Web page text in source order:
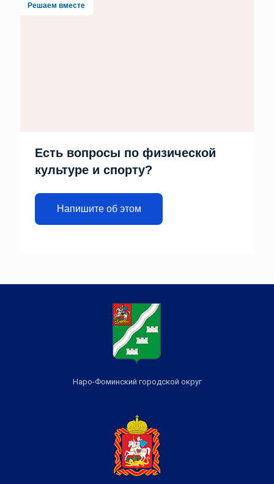
Решаем вместе
Есть вопросы по физической
культуре и спорту?
Напишите об этом
Наро-Фоминский городской округ